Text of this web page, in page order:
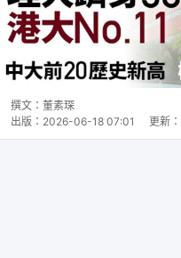
撰文： 董素琛
出版： 2026-06-18 07:01 更新：